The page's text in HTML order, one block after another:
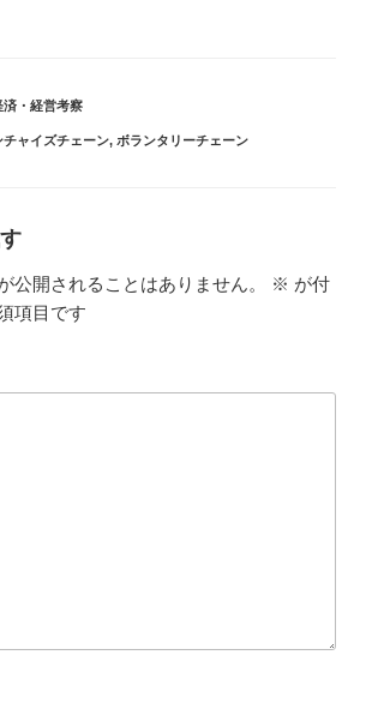
済・経営考察
チャイズチェーン, ボランタリーチェーン
公開されることはありません。 ※ が付
項目です